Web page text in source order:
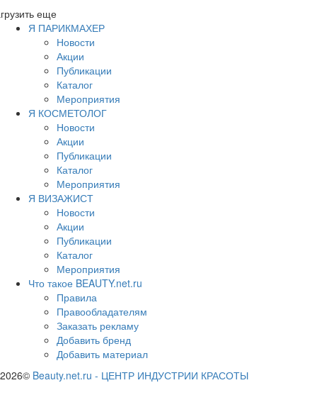
еще
Я ПАРИКМАХЕР
Новости
Акции
Публикации
Каталог
Мероприятия
Я КОСМЕТОЛОГ
Новости
Акции
Публикации
Каталог
Мероприятия
Я ВИЗАЖИСТ
Новости
Акции
Публикации
Каталог
Мероприятия
Что такое BEAUTY.net.ru
Правила
Правообладателям
Заказать рекламу
Добавить бренд
Добавить материал
2026© Beauty.net.ru - ЦЕНТР ИНДУСТРИИ КРАСОТЫ